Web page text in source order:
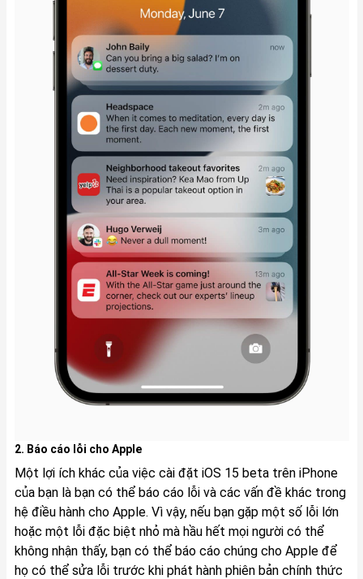
2. Báo cáo lỗi cho Apple
Một lợi ích khác của việc cài đặt iOS 15 beta trên iPhone
của bạn là bạn có thể báo cáo lỗi và các vấn đề khác trong
hệ điều hành cho Apple. Vì vậy, nếu bạn gặp một số lỗi lớn
hoặc một lỗi đặc biệt nhỏ mà hầu hết mọi người có thể
không nhận thấy, bạn có thể báo cáo chúng cho Apple để
họ có thể sửa lỗi trước khi phát hành phiên bản chính thức